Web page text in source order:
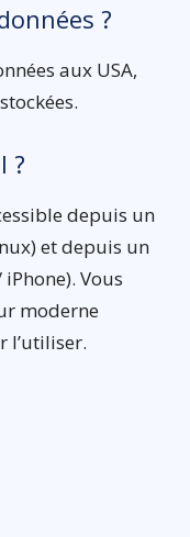
?
aux USA,
?
depuis un
et depuis un
Vous
moderne
l’utiliser.